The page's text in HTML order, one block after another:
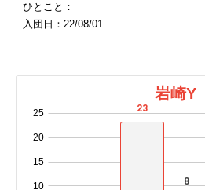
ひとこと：
入団日：22/08/01